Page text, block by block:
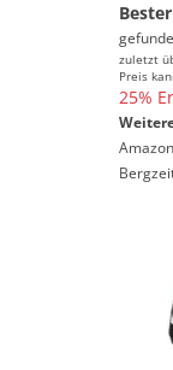
zuletzt
Preis
25%
Amazon